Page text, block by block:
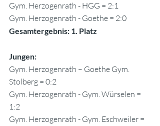
Gym. Herzogenrath - HGG = 2:1
Gym. Herzogenrath - Goethe = 2:0
Gesamtergebnis: 1. Platz
Jungen:
Gym. Herzogenrath – Goethe Gym.
Stolberg = 0:2
Gym. Herzogenrath - Gym. Würselen =
1:2
Gym. Herzogenrath - Gym. Eschweiler =